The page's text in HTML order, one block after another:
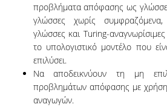
ΠΜΣ ΣΤΗΝ ΑΝΑΠΤΥΞΗ
ΠΛΗΡΟΦΟΡΙΑΚΩΝ
ΠΜΣ ΣΤΗΝ ΤΕΧΝΗΤΗ
ΠΜΣ ΣΤΙΣ ΨΗΦΙΑΚΕΣ
ΑΝΘΡΩΠΙΣΤΙΚΕΣ
προβλήματα απόφασης ως
γλώσσες χωρίς συμφραζόμενα,
γλώσσες και Τuring-
το υπολογιστικό μοντέλο που
επιλύσει.
Να αποδεικνύουν τη μη
προβλημάτων απόφασης με χρήση
αναγωγών.